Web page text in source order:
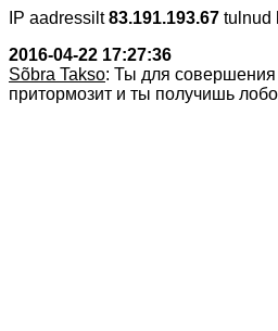
IP aadressilt83.191.193.67 tulnud
2016-04-22 17:27:36
Sõbra Takso: Ты для совершения
притормозит и ты получишь